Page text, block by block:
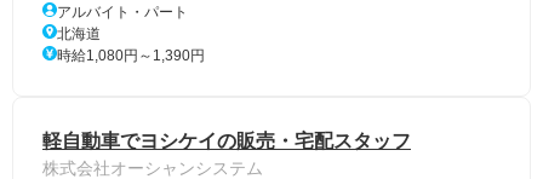
アルバイト・パート
北海道
時給1,080円～1,390円
軽自動車でヨシケイの販売・宅配スタッフ
株式会社オーシャンシステム